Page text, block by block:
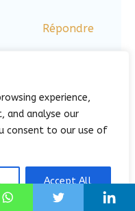
experience,
and analyse our
consent to our use of
Accept All
de vente
i
t
e